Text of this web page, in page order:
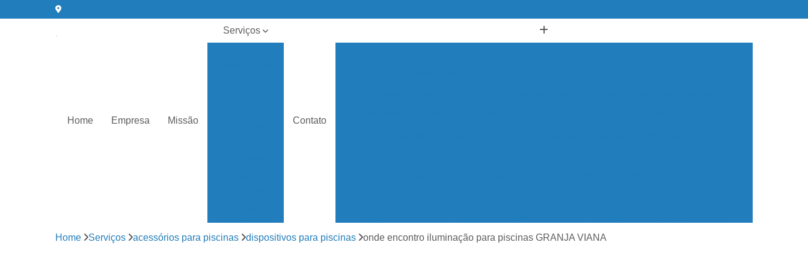
Home Empresa Missão
Serviços
Contato
Aquecedor Solar Piscina
Aquecedor de água para Piscina
Home Serviços acessórios para piscinas dispositivos para piscinas onde encontro iluminação para piscinas GRANJA VIANA